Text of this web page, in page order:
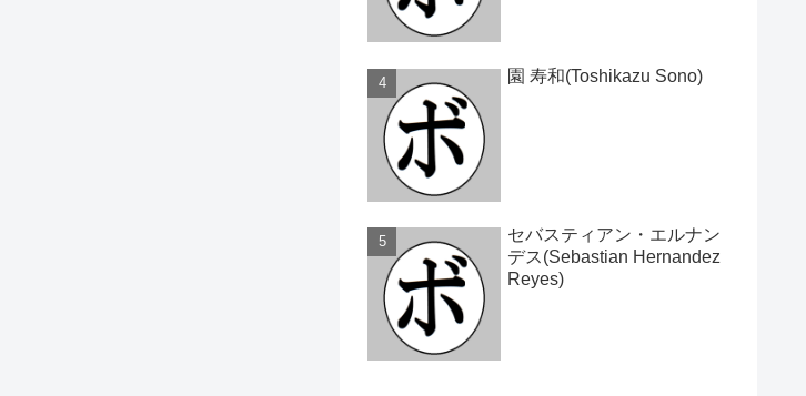
園 寿和(Toshikazu Sono)
セバスティアン・エルナン
デス(Sebastian Hernandez
Reyes)